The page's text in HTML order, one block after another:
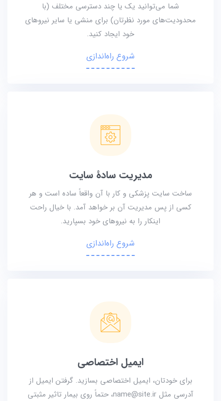
شما می‌توانید یک یا چند دسترسی مختلف (با
محدودیت‌های مورد نظرتان) برای منشی یا سایر نیروهای
خود ایجاد کنید.
شروع راه‌اندازی
مدیریت سادۀ سایت
ساخت سایت پزشکی و کار با آن واقعاً ساده است و هر
کسی از پس مدیریت آن بر خواهد آمد. با خیال راحت
اینکار را به نیروهای خود بسپارید.
شروع راه‌اندازی
ایمیل اختصاصی
برای خودتان، ایمیل‌ اختصاصی بسازید. گرفتن ایمیل از
آدرسی مثل name@site.ir، حتماً روی بیمار تاثیر مثبتی